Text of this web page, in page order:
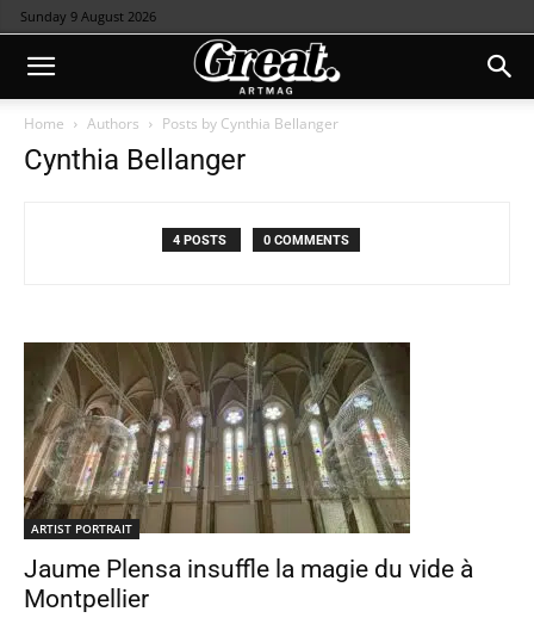
Sunday 9 August 2026
Home Authors Posts by Cynthia Bellanger
Cynthia Bellanger
4 POSTS 0 COMMENTS
ARTIST PORTRAIT
Jaume Plensa insuffle la magie du vide à
Montpellier